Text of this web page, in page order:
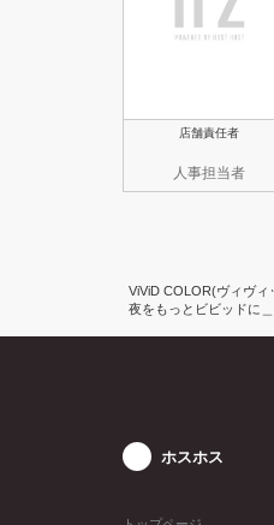
店舗責任者
人事担当者
ViViD COLOR(ヴィヴ
夜をもっとビビッドに＿
ホスホス